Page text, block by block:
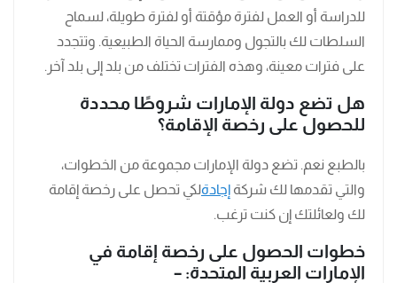
للدراسة أو العمل لفترة مؤقتة أو لفترة طويلة، لسماح
السلطات لك بالتجول وممارسة الحياة الطبيعية. وتتجدد
على فترات معينة، وهذه الفترات تختلف من بلد إلى بلد آخر.
هل تضع دولة الإمارات شروطًا محددة
للحصول على رخصة الإقامة؟
بالطبع نعم. تضع دولة الإمارات مجموعة من الخطوات،
والتي تقدمها لك شركة إجادةلكي تحصل على رخصة إقامة
لك ولعائلتك إن كنت ترغب.
خطوات الحصول على رخصة إقامة في
الإمارات العربية المتحدة: –